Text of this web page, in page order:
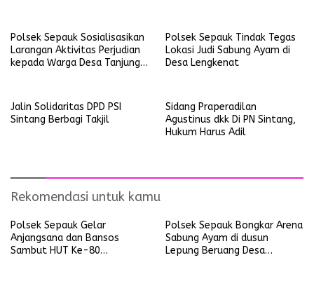
Polsek Sepauk Sosialisasikan
Larangan Aktivitas Perjudian
kepada Warga Desa Tanjung
Polsek Sepauk Tindak Tegas
Lokasi Judi Sabung Ayam di
Desa Lengkenat
Jalin Solidaritas DPD PSI
Sintang Berbagi Takjil
Sidang Praperadilan
Agustinus dkk Di PN Sintang,
Hukum Harus Adil
Rekomendasi untuk kamu
Polsek Sepauk Gelar
Anjangsana dan Bansos
Sambut HUT Ke-80
Polsek Sepauk Bongkar Arena
Sabung Ayam di dusun
Lepung Beruang Desa